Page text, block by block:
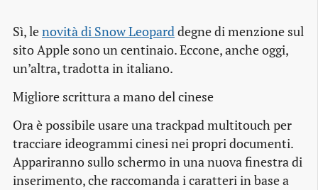
Sì, lenovità di Snow Leoparddegne di menzione sul
sito Apple sono un centinaio. Eccone, anche oggi,
un’altra, tradotta in italiano.
Migliore scrittura a mano del cinese
Ora è possibile usare unatrackpadmultitouchper
tracciare ideogrammi cinesi nei propri documenti.
Appariranno sullo schermo in una nuova finestra di
inserimento, che raccomanda i caratteri in base a